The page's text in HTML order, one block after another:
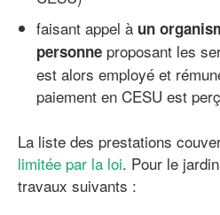
faisant appel à un
personne proposant les
est alors employé et
paiement en CESU est
La liste des prestations
limitée par la loi. Pour le
travaux suivants :